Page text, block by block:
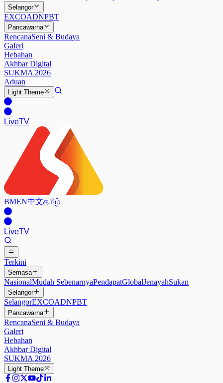
Selangor
EXCOADNPBT
Pancawarna
RencanaSeni & Budaya
Galeri
Hebahan
Akhbar Digital
SUKMA 2026
Aduan
Light Theme
LiveTV
BMEN中文தமிழ்
LiveTV
Terkini
Semasa
NasionalMudah SebenarnyaPendapatGlobalJenayahSukan
Selangor
SelangorEXCOADNPBT
Pancawarna
RencanaSeni & Budaya
Galeri
Hebahan
Akhbar Digital
SUKMA 2026
Light Theme